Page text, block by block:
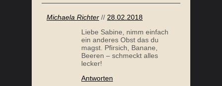
Michaela Richter // 28.02.2018
Liebe Sabine, nimm einfach
ein anderes Obst das du
magst. Pfirsich, Banane,
Beeren – schmeckt alles
lecker!
Antworten